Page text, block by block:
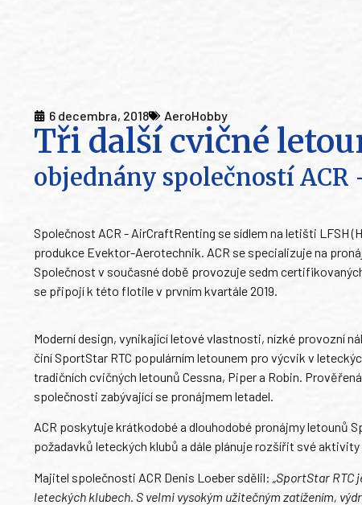
6 decembra, 2018 AeroHobby
Tři další cvičné
objednány společností
Společnost ACR - AirCraftRenting se sídlem na letišti LFSH
produkce Evektor-Aerotechnik. ACR se specializuje na
Společnost v současné době provozuje sedm
se připojí k této flotile v prvním kvartále 2019.
Moderní design, vynikající letové vlastnosti, nízké provozní
činí SportStar RTC populárním letounem pro výcvik v
tradičních cvičných letounů Cessna, Piper a Robin.
společnosti zabývající se pronájmem letadel.
ACR poskytuje krátkodobé a dlouhodobé pronájmy letounů
požadavků leteckých klubů a dále plánuje rozšířit své
Majitel společnosti ACR Denis Loeber sdělil: „SportStar
leteckých klubech. S velmi vysokým užitečným zatížením,